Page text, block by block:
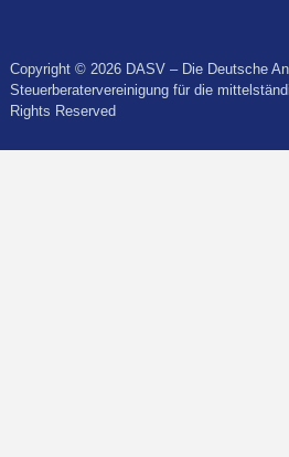
Copyright © 2026 DASV – Die Deutsche
Steuerberatervereinigung für die
Rights Reserved